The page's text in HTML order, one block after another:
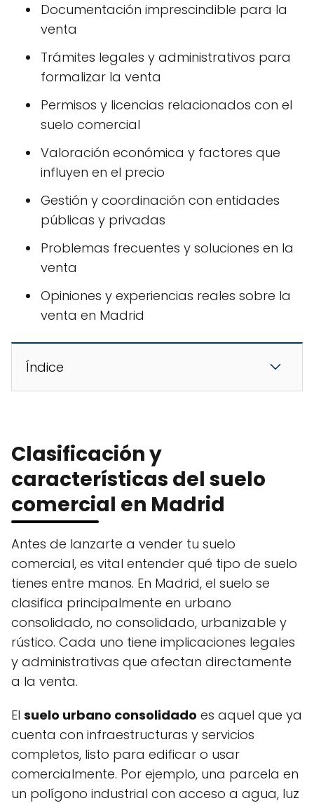
Documentación imprescindible para la
venta
Trámites legales y administrativos para
formalizar la venta
Permisos y licencias relacionados con el
suelo comercial
Valoración económica y factores que
influyen en el precio
Gestión y coordinación con entidades
públicas y privadas
Problemas frecuentes y soluciones en la
venta
Opiniones y experiencias reales sobre la
venta en Madrid
Índice
Clasificación y
características del suelo
comercial en Madrid
Antes de lanzarte a vender tu suelo
comercial, es vital entender qué tipo de suelo
tienes entre manos. En Madrid, el suelo se
clasifica principalmente en urbano
consolidado, no consolidado, urbanizable y
rústico. Cada uno tiene implicaciones legales
y administrativas que afectan directamente
a la venta.
El suelo urbano consolidado es aquel que ya
cuenta con infraestructuras y servicios
completos, listo para edificar o usar
comercialmente. Por ejemplo, una parcela en
un polígono industrial con acceso a agua, luz